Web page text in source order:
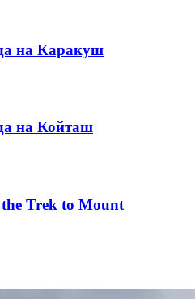
на Каракуш
на Койташ
Trek to Mount